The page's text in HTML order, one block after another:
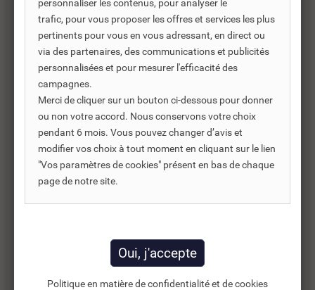
Catégories :
personnaliser les contenus, pour analyser le
trafic, pour vous proposer les offres et services les plus
pertinents pour vous en vous adressant, en direct ou
via des partenaires, des communications et publicités
personnalisées et pour mesurer l'efficacité des
campagnes.
Merci de cliquer sur un bouton ci-dessous pour donner
ou non votre accord. Nous conservons votre choix
pendant 6 mois. Vous pouvez changer d’avis et
modifier vos choix à tout moment en cliquant sur le lien
"Vos paramètres de cookies" présent en bas de chaque
page de notre site.
Politique en matière de confidentialité et de cookies